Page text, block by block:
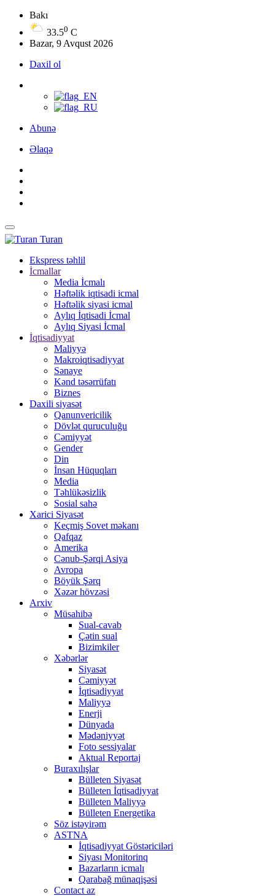
Bakı
33.50 C
Bazar, 9 Avqust 2026
Daxil ol
Abunə
Əlaqə
Turan
Ekspress təhlil
İcmallar
Media İcmalı
Həftəlik iqtisadi icmal
Həftəlik siyasi icmal
Aylıq İqtisadi İcmal
Aylıq Siyasi İcmal
İqtisadiyyat
Maliyyə
Makroiqtisadiyyat
Sənaye
Kənd təsərrüfatı
Biznes
Daxili siyasət
Qanunvericilik
Dövlət quruculuğu
Cəmiyyət
Gender
Din
İnsan Hüquqları
Media
Təhlükəsizlik
Sosial sahə
Xarici Siyasət
Keçmiş Sovet məkanı
Qafqaz
Amerika
Cənub-Şərqi Asiya
Avropa
Böyük Şərq
Xəzər hövzəsi
Arxiv
Müsahibə
Sual-cavab
Çətin sual
Bizimkiler
Xəbərlər
Siyasət
Cəmiyyət
İqtisadiyyat
Maliyyə
Enerji
Dünyada
Mədəniyyət
Foto sessiyalar
Aktual Reportaj
Buraxılışlar
Bülleten Siyasət
Bülleten İqtisadiyyat
Bülleten Maliyyə
Bülleten Energetika
Söz istəyirəm
ASTNA
İqtisadiyyat Göstəriciləri
Siyası Monitorinq
Bazarların icmalı
Qarabağ münaqişəsi
Contact az